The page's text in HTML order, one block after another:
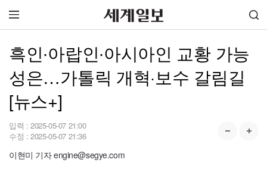
흑인∙아랍인∙아시아인 교황 가능
성은…가톨릭 개혁·보수 갈림길
[뉴스+]
입력 : 2025-05-07 21:00
수정 : 2025-05-07 21:36
이현미 기자 engine@segye.com